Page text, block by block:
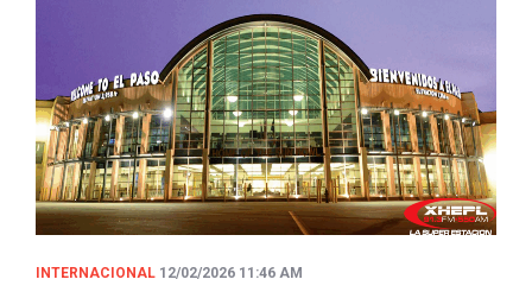
INTERNACIONAL 12/02/2026 11:46 AM